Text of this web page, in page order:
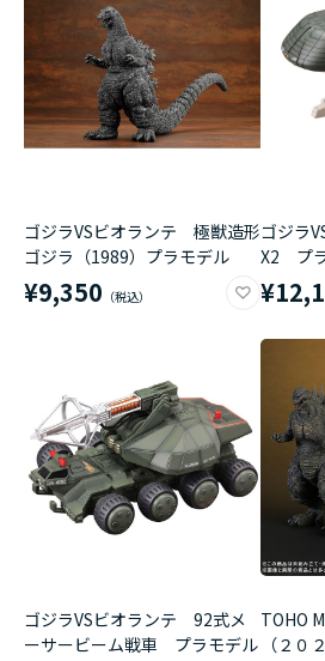
ゴジラVSビオランテ 極獣造形
ゴジラ（1989）プラモデル
¥9,350
ゴジラ
X2 プ
ゴジラVSビオランテ 92式メ
ーサービーム戦車 プラモデル
TOHO
（２０